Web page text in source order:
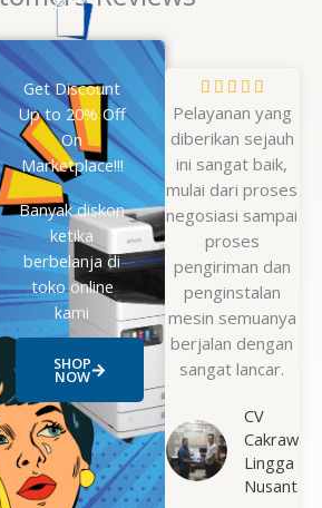
Get Discount
Up to 20% Off
On
Marketplace!!!
Banyak diskon
ketika
berbelanja di
toko online
kami
SHOP
NOW
    Rated
5
out
of
5
Pelayanan yang
diberikan sejauh
ini sangat baik,
mulai dari proses
negosiasi sampai
proses
pengiriman dan
penginstalan
mesin semuanya
berjalan dengan
sangat lancar.
CV
Cakrawala
Lingga
Nusantara